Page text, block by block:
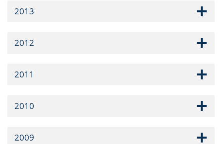
2013
2012
2011
2010
2009